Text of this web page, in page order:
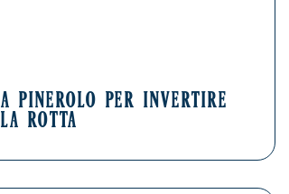
A PINEROLO PER INVERTIRE
LA ROTTA